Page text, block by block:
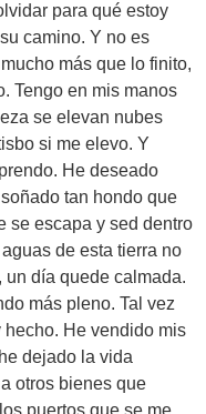
para qué estoy
camino. Y no es
más que lo finito,
Tengo en mis manos
se elevan nubes
si me elevo. Y
He deseado
tan hondo que
se escapa y sed dentro
de esta tierra no
un día quede calmada.
más pleno. Tal vez
He vendido mis
dejado la vida
otros bienes que